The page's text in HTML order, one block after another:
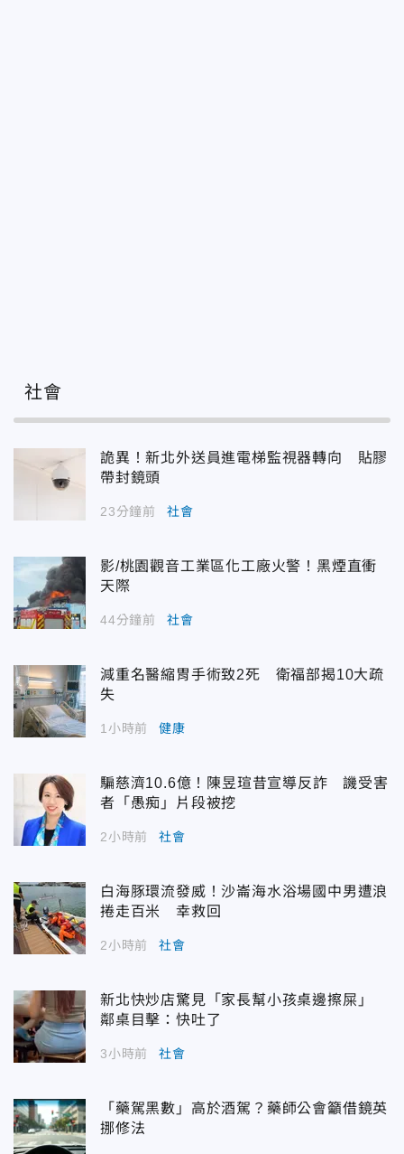
社會
詭異！新北外送員進電梯監視器轉向 貼膠
帶封鏡頭
23分鐘前 社會
影/桃園觀音工業區化工廠火警！黑煙直衝
天際
44分鐘前 社會
減重名醫縮胃手術致2死 衛福部揭10大疏
失
1小時前 健康
騙慈濟10.6億！陳昱瑄昔宣導反詐 譏受害
者「愚痴」片段被挖
2小時前 社會
白海豚環流發威！沙崙海水浴場國中男遭浪
捲走百米 幸救回
2小時前 社會
新北快炒店驚見「家長幫小孩桌邊擦屎」
鄰桌目擊：快吐了
3小時前 社會
「藥駕黑數」高於酒駕？藥師公會籲借鏡英
挪修法